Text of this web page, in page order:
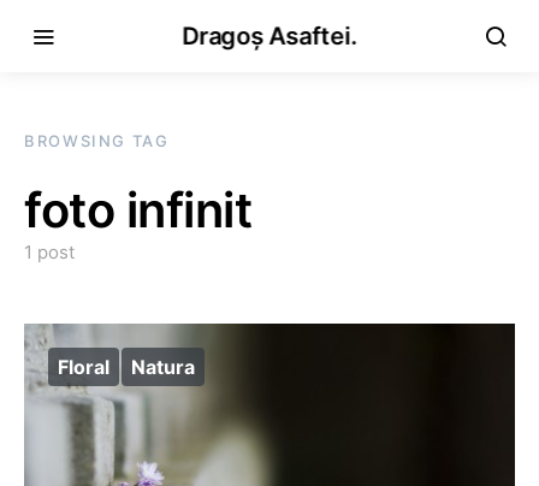
Dragoș Asaftei.
BROWSING TAG
foto infinit
1 post
Floral Natura